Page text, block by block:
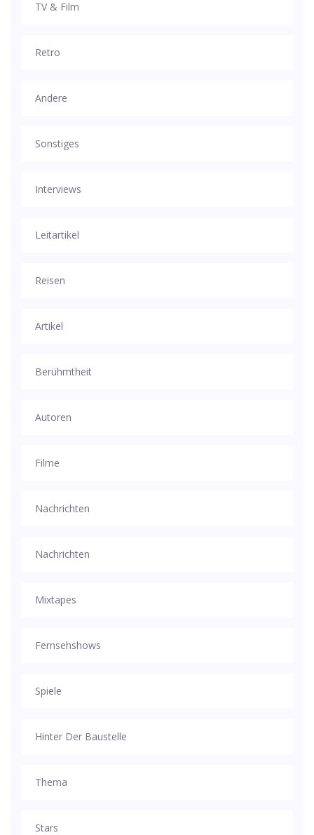
TV & Film
Retro
Andere
Sonstiges
Interviews
Leitartikel
Reisen
Artikel
Berühmtheit
Autoren
Filme
Nachrichten
Nachrichten
Mixtapes
Fernsehshows
Spiele
Hinter Der Baustelle
Thema
Stars